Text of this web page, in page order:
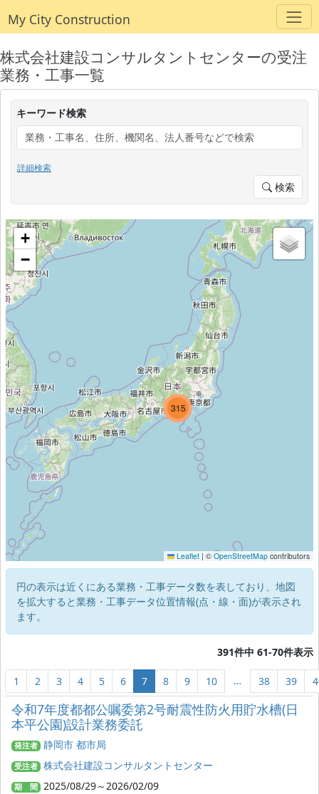
My City Construction
株式会社建設コンサルタントセンターの受注
業務・工事一覧
キーワード検索
詳細検索
検索
25
363
315
+
−
Leaflet | © OpenStreetMap contributors
円の表示は近くにある業務・工事データ数を表しており、地図
を拡大すると業務・工事データ位置情報(点・線・面)が表示され
ます。
391件中 61-70件表示
1 2 3 4 5 6 7 8 9 10 … 38 39
令和7年度都都公嘱委第2号耐震性防火用貯水槽(日
本平公園)設計業務委託
発注者 静岡市 都市局
受注者 株式会社建設コンサルタントセンター
期 間 2025/08/29～2026/02/09